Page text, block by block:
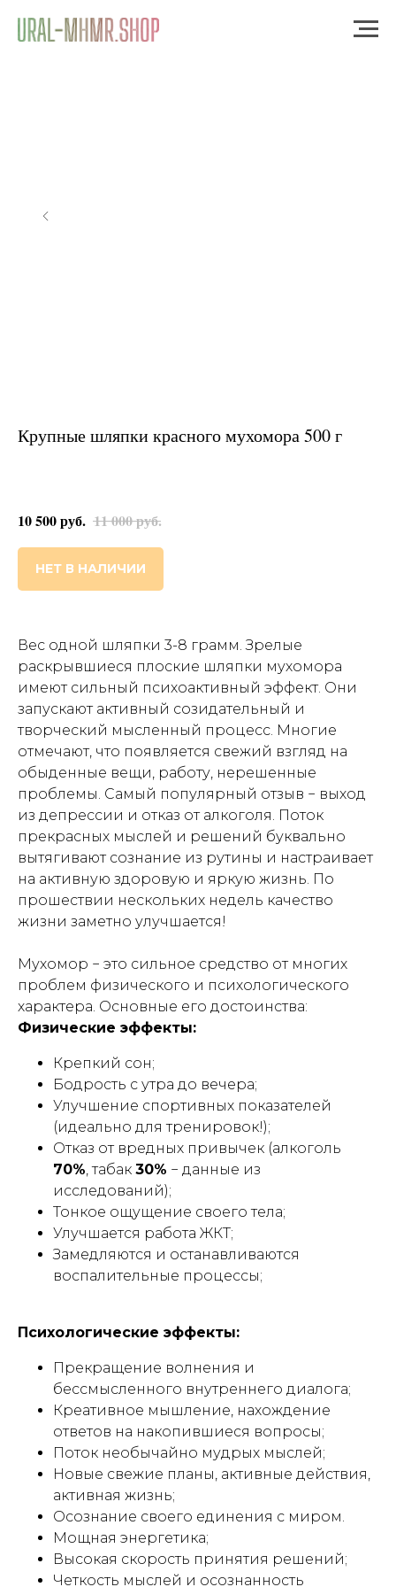
Крупные шляпки красного мухомора 500 г
10 500руб. 11 000руб.
НЕТ В НАЛИЧИИ
Вес одной шляпки 3-8 грамм. Зрелые
раскрывшиеся плоские шляпки мухомора
имеют сильный психоактивный эффект. Они
запускают активный созидательный и
творческий мысленный процесс. Многие
отмечают, что появляется свежий взгляд на
обыденные вещи, работу, нерешенные
проблемы. Самый популярный отзыв − выход
из депрессии и отказ от алкоголя. Поток
прекрасных мыслей и решений буквально
вытягивают сознание из рутины и настраивает
на активную здоровую и яркую жизнь. По
прошествии нескольких недель качество
жизни заметно улучшается!
Мухомор − это сильное средство от многих
проблем физического и психологического
характера. Основные его достоинства:
Физические эффекты:
Крепкий сон;
Бодрость с утра до вечера;
Улучшение спортивных показателей
(идеально для тренировок!);
Отказ от вредных привычек (алкоголь
70%, табак 30% − данные из
исследований);
Тонкое ощущение своего тела;
Улучшается работа ЖКТ;
Замедляются и останавливаются
воспалительные процессы;
Психологические эффекты:
Прекращение волнения и
бессмысленного внутреннего диалога;
Креативное мышление, нахождение
ответов на накопившиеся вопросы;
Поток необычайно мудрых мыслей;
Новые свежие планы, активные действия,
активная жизнь;
Осознание своего единения с миром.
Мощная энергетика;
Высокая скорость принятия решений;
Четкость мыслей и осознанность